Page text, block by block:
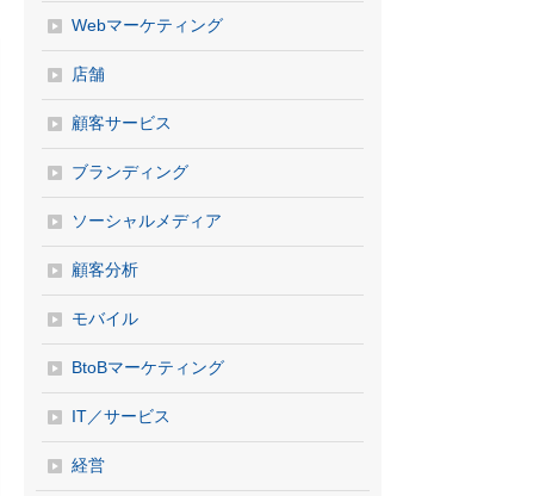
Webマーケティング
店舗
顧客サービス
ブランディング
ソーシャルメディア
顧客分析
モバイル
BtoBマーケティング
IT／サービス
経営